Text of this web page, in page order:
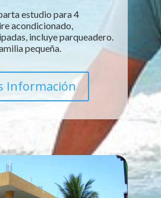
estudio para 4
acondicionado,
incluye parqueadero.
pequeña.
Información